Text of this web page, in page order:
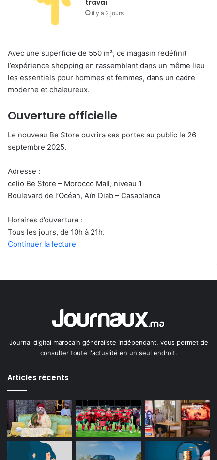
travail
il y a 2 jours
Avec une superficie de 550 m², ce magasin redéfinit
l’expérience shopping en rassemblant dans un même lieu
les essentiels pour hommes et femmes, dans un cadre
moderne et chaleureux.
Ouverture officielle
Le nouveau Be Store ouvrira ses portes au public le 26
septembre 2025.
Adresse :
celio Be Store – Morocco Mall, niveau 1
Boulevard de l’Océan, Aïn Diab – Casablanca
Horaires d’ouverture :
Tous les jours, de 10h à 21h.
Continuer la lecture
Journal digital marocain généraliste indépendant, vous permet de
consulter toute l'actualité en un seul endroit.
Articles récents